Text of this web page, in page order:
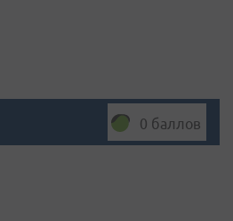
0 баллов